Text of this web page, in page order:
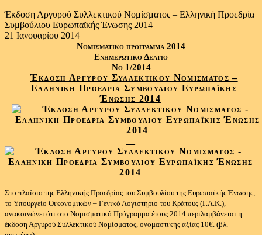
Έκδοση Αργυρού Συλλεκτικού Νομίσματος – Ελληνική Προεδρία
Συμβούλιου Ευρωπαϊκής Ένωσης 2014
21 Ιανουαρίου 2014
Νομισματικό πρόγραμμα 2014
Ενημερωτικό Δελτίο
Νo 1/2014
Έκδοση Αργυρού Συλλεκτικού Νομίσματος –
Ελληνική Προεδρία Συμβούλιου Ευρωπαϊκής
Ένωσης 2014
Στο πλαίσιο της Ελληνικής Προεδρίας του Συμβουλίου της Ευρωπαϊκής Ένωσης,
το Υπουργείο Οικονομικών – Γενικό Λογιστήριο του Κράτους (Γ.Λ.Κ.),
ανακοινώνει ότι στο Νομισματικό Πρόγραμμα έτους 2014 περιλαμβάνεται η
έκδοση Αργυρού Συλλεκτικού Νομίσματος, ονομαστικής αξίας 10€. (βλ.